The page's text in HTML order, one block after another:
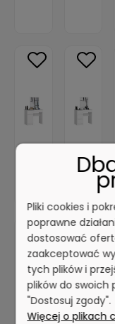
Pliki cookies i
poprawne
dostosować
zaakceptować
tych plików i
plików do swoich
"Dostosuj zgody".
Więcej o plikach